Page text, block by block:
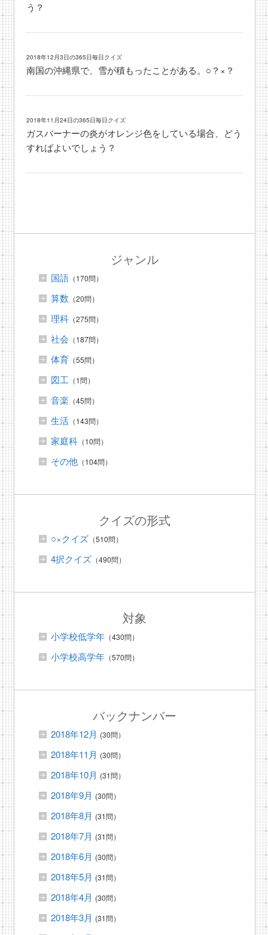
う？
2018年12月3日の365日毎日クイズ
南国の沖縄県で、雪が積もったことがある。○？×？
2018年11月24日の365日毎日クイズ
ガスバーナーの炎がオレンジ色をしている場合、どう
すればよいでしょう？
ジャンル
国語（170問）
算数 （20問）
理科（275問）
社会 （187問）
体育（55問）
図工 （1問）
音楽 （45問）
生活（143問）
家庭科（10問）
その他（104問）
クイズの形式
○×クイズ（510問）
4択クイズ（490問）
対象
小学校低学年（430問）
小学校高学年（570問）
バックナンバー
2018年12月 (30問）
2018年11月 (30問）
2018年10月 (31問）
2018年9月 (30問）
2018年8月 (31問）
2018年7月 (31問）
2018年6月 (30問）
2018年5月 (31問）
2018年4月 (30問）
2018年3月 (31問）